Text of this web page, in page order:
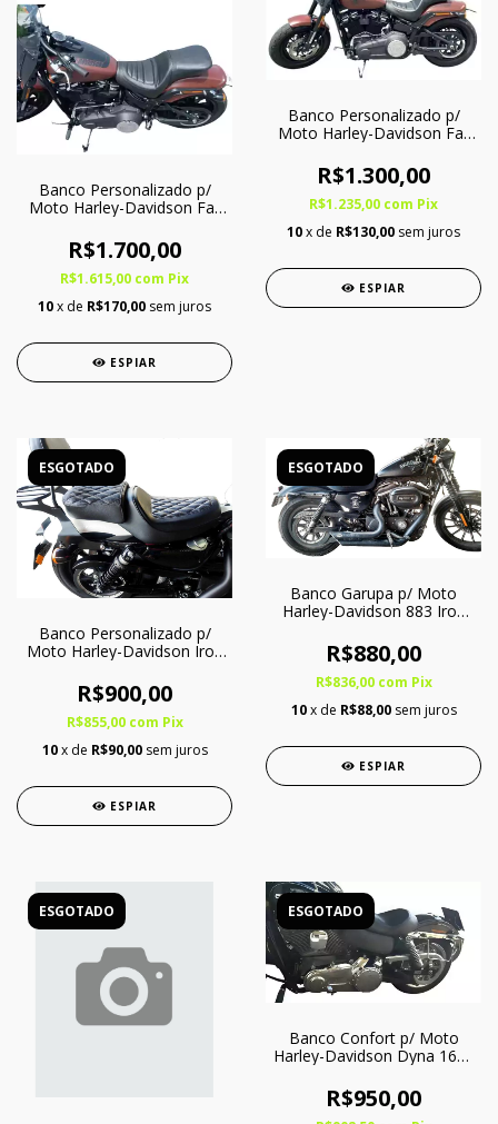
Banco Personalizado p/
Moto Harley-Davidson Fat
- Inteiriço
R$1.700,00
R$1.615,00 com Pix
10x de R$170,00 sem juros
ESPIAR
Banco Personalizado p/
Moto Harley-Davidson Fat
Inteiriço
R$1.300,00
R$1.235,00 com Pix
10x de R$130,00 sem juros
ESPIAR
ESGOTADO
Banco Personalizado p/
Moto Harley-Davidson Iron
Garupa
R$900,00
R$855,00 com Pix
10 x de R$90,00 sem juros
ESPIAR
ESGOTADO
Banco Garupa p/ Moto
Harley-Davidson 883 Iron
R$880,00
R$836,00 com Pix
10 x de R$88,00 sem juros
ESPIAR
ESGOTADO ESGOTADO
Banco Confort p/ Moto
Harley-Davidson Dyna 1600
R$950,00